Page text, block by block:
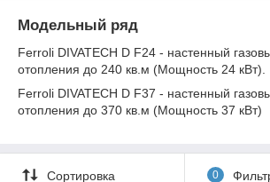
Модельный ряд
Ferroli DIVATECH D F24 - настенный
отопления до 240 кв.м (Мощность 24 кВт).
Ferroli DIVATECH D F37 - настенный
отопления до 370 кв.м (Мощность 37 кВт)
Сортировка 0